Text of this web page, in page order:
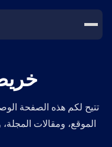
تتيح لكم هذه الصفحة
الموقع، ومقالات